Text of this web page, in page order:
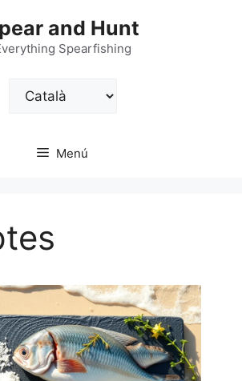
and Hunt
Spearfishing
Trieu
Menú